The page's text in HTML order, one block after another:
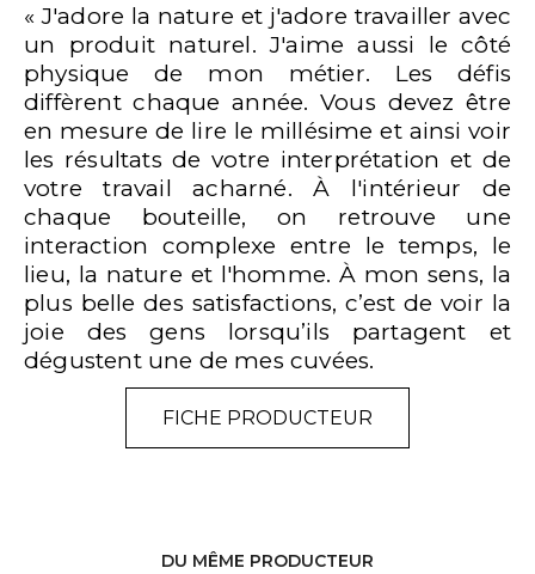
« J'adore la nature et j'adore travailler avec
un produit naturel. J'aime aussi le côté
physique de mon métier. Les défis
diffèrent chaque année. Vous devez être
en mesure de lire le millésime et ainsi voir
les résultats de votre interprétation et de
votre travail acharné. À l'intérieur de
chaque bouteille, on retrouve une
interaction complexe entre le temps, le
lieu, la nature et l'homme. À mon sens, la
plus belle des satisfactions, c’est de voir la
joie des gens lorsqu’ils partagent et
dégustent une de mes cuvées.
FICHE PRODUCTEUR
DU MÊME PRODUCTEUR